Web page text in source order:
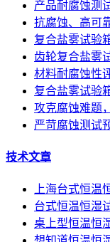
产品耐腐蚀测
抗腐蚀、高可
复合盐雾试验
齿轮复合盐雾
材料耐腐蚀性
复合盐雾试验
攻克腐蚀难题
严苛腐蚀测试
技术文章
上海台式恒温
台式恒温恒湿
桌上型恒温恒